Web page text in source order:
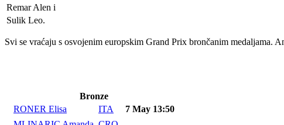
Remar Alen i
Sulik Leo.
Svi se vraćaju s osvojenim europskim Grand Prix brončanim medaljama.
Bronze
RONER Elisa
ITA
7 May 13:50